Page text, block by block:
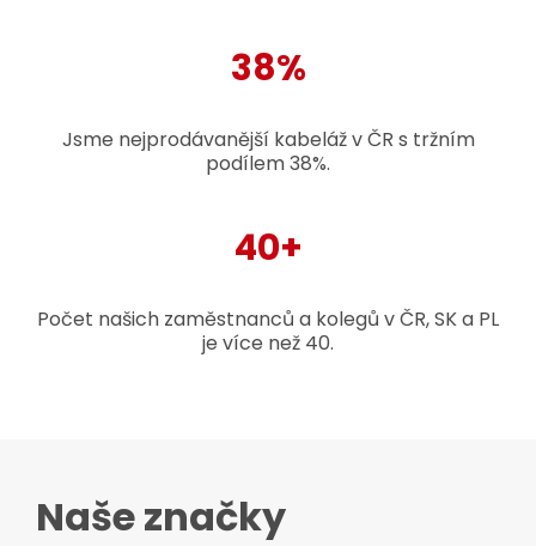
38%
Jsme nejprodávanější kabeláž v ČR s tržním
podílem 38%.
40+
Počet našich zaměstnanců a kolegů v ČR, SK a PL
je více než 40.
Naše značky